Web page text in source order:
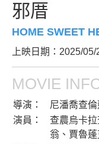
邪厝
HOME SWEET
上映日期：2025/05/
MOVIE
導演：
尼潘喬查倫
演員：
查農烏卡
翁、賈魯